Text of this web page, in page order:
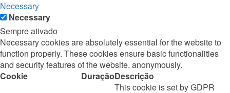
Necessary
Necessary
Sempre ativado
Necessary cookies are absolutely essential for the website to
function properly. These cookies ensure basic functionalities
and security features of the website, anonymously.
Cookie
DuraçãoDescrição
This cookie is set by GDPR